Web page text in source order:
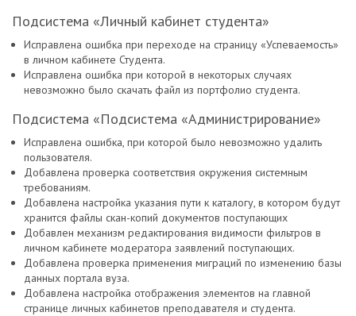
Подсистема «Личный кабинет студента»
Исправлена ошибка при переходе на страницу «Успеваемость»
в личном кабинете Студента.
Исправлена ошибка при которой в некоторых случаях
невозможно было скачать файл из портфолио студента.
Подсистема «Подсистема «Администрирование»
Исправлена ошибка, при которой было невозможно удалить
пользователя.
Добавлена проверка соответствия окружения системным
требованиям.
Добавлена настройка указания пути к каталогу, в котором будут
хранится файлы скан-копий документов поступающих
Добавлен механизм редактирования видимости фильтров в
личном кабинете модератора заявлений поступающих.
Добавлена проверка применения миграций по изменению базы
данных портала вуза.
Добавлена настройка отображения элементов на главной
странице личных кабинетов преподавателя и студента.